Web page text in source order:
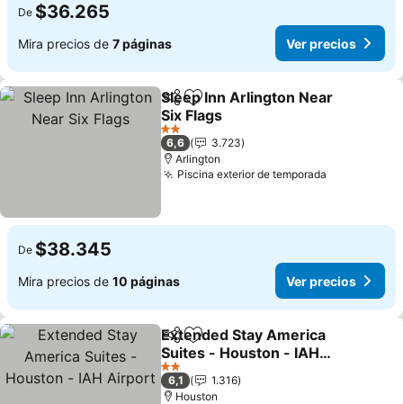
De $36.265
Mira precios de 7 páginas Ver precios
CompartirAgregar a favoritos
Sleep Inn Arlington Near
Six Flags
Ver precios
2 Estrellas
6,6
3.723
Arlington
Piscina exterior de temporada
De $38.345
Mira precios de 10 páginas Ver precios
CompartirAgregar a favoritos
Extended Stay America
Suites - Houston - IAH
Airport
Ver precios
2 Estrellas
6,1
1.316
Houston